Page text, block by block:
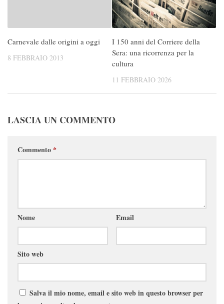
Carnevale dalle origini a oggi
8 FEBBRAIO 2013
I 150 anni del Corriere della
Sera: una ricorrenza per la
cultura
11 FEBBRAIO 2026
LASCIA UN COMMENTO
Commento *
Nome Email
Sito web
Salva il mio nome, email e sito web in questo browser per